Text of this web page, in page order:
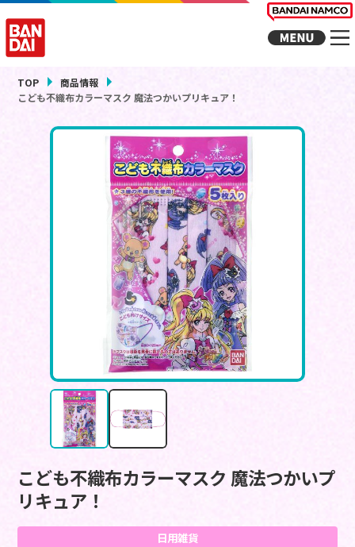
TOP
商品情報
こども不織布カラーマスク 魔法つかいプリキュア！
こども不織布カラーマスク 魔法つかいプ
リキュア！
日用雑貨